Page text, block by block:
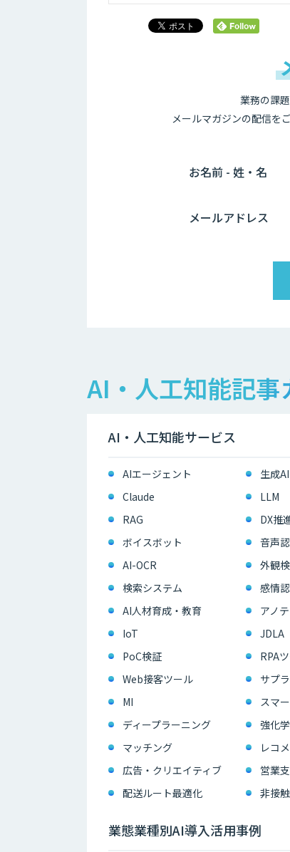
業務の課
メールマガジンの配信を
お名前 - 姓・名
メールアドレス
AI・人工知能記事
AI・人工知能サービス
AIエージェント 生成AI
Claude
LLM
RAG
DX推
ボイスボット
音声
AI-OCR
外観
検索システム
感情
AI人材育成・教育
アノ
IoT
JDLA
PoC検証
RPA
Web接客ツール
サプ
MI
スマ
ディープラーニング
強化
マッチング
レコ
広告・クリエイティブ
配送ルート最適化
非接
業態業種別AI導入活用事例